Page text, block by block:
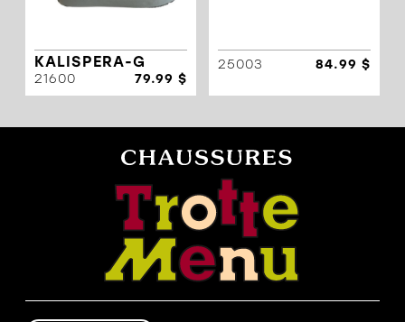
KALISPERA-G
21600 79.99 $
25003 84.99 $